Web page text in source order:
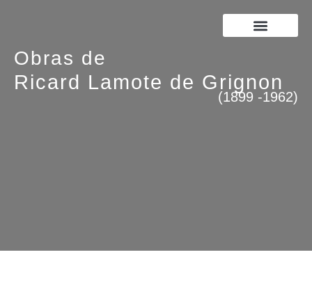
Obras de
Ricard Lamote de Grignon
(1899 -1962)